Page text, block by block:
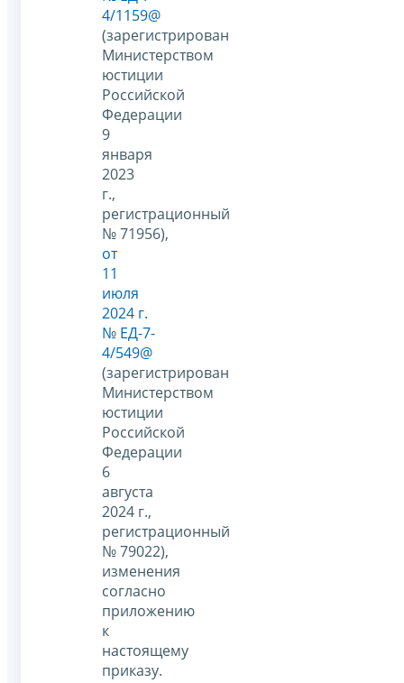
4/1159@
(зарегистрирован
Министерством
юстиции
Российской
Федерации
9
января
2023
г.,
регистрационный
№ 71956),
от
11
июля
2024 г.
№ ЕД-7-
4/549@
(зарегистрирован
Министерством
юстиции
Российской
Федерации
6
августа
2024 г.,
регистрационный
№ 79022),
изменения
согласно
приложению
к
настоящему
приказу.